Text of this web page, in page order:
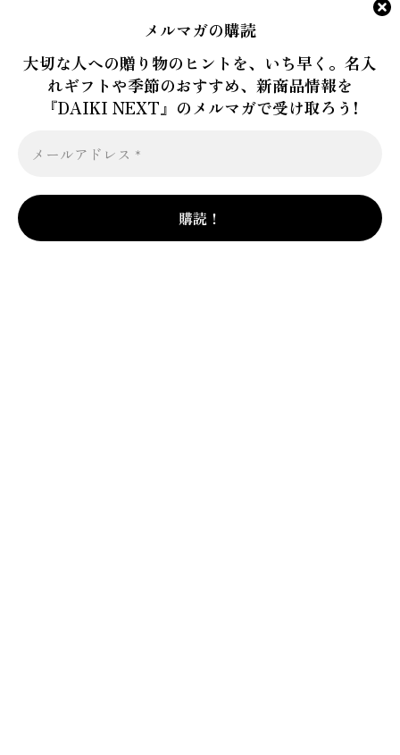
メルマガの購読
大切な人への贈り物のヒントを、いち早く。名入
れギフトや季節のおすすめ、新商品情報を
『DAIKI NEXT』のメルマガで受け取ろう!